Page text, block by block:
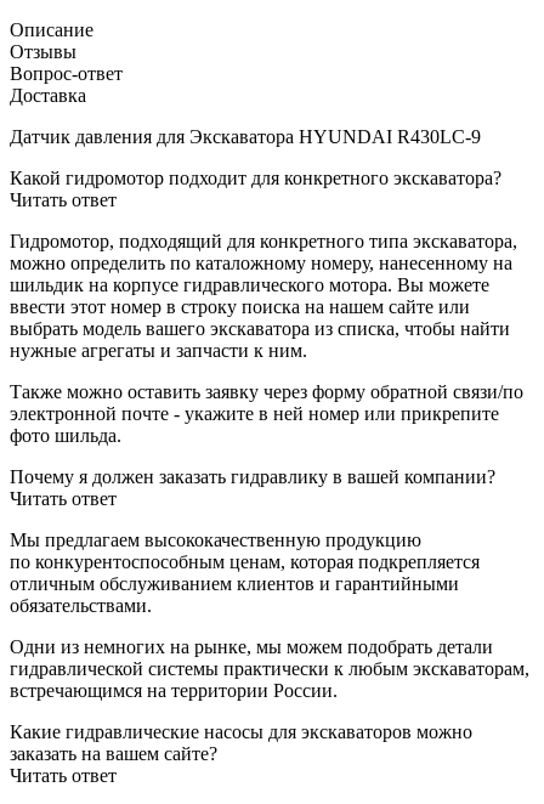
Описание
Отзывы
Вопрос-ответ
Доставка
Датчик давления для Экскаватора HYUNDAI R430LC-9
Какой гидромотор подходит для конкретного экскаватора?
Читать ответ
Гидромотор, подходящий для конкретного типа экскаватора,
можно определить по каталожному номеру, нанесенному на
шильдик на корпусе гидравлического мотора. Вы можете
ввести этот номер в строку поиска на нашем сайте или
выбрать модель вашего экскаватора из списка, чтобы найти
нужные агрегаты и запчасти к ним.
Также можно оставить заявку через форму обратной связи/по
электронной почте - укажите в ней номер или прикрепите
фото шильда.
Почему я должен заказать гидравлику в вашей компании?
Читать ответ
Мы предлагаем высококачественную продукцию
по конкурентоспособным ценам, которая подкрепляется
отличным обслуживанием клиентов и гарантийными
обязательствами.
Одни из немногих на рынке, мы можем подобрать детали
гидравлической системы практически к любым экскаваторам,
встречающимся на территории России.
Какие гидравлические насосы для экскаваторов можно
заказать на вашем сайте?
Читать ответ